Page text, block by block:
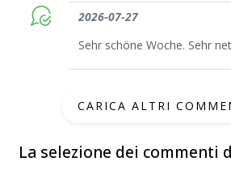
La selezione dei commenti
2026-07-27
Sehr schöne Woche. Sehr
CARICA ALTRI